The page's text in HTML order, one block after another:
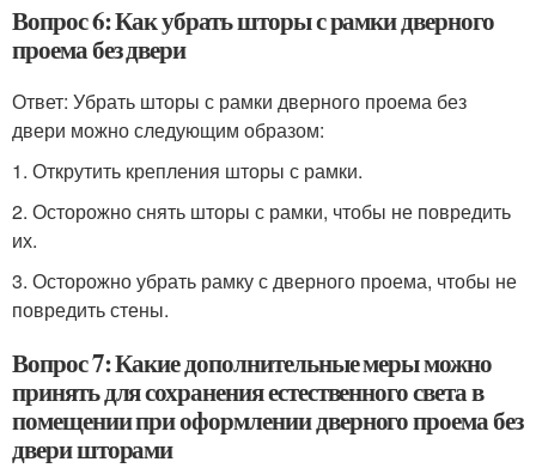
Вопрос 6: Как убрать шторы с рамки дверного
проема без двери
Ответ: Убрать шторы с рамки дверного проема без
двери можно следующим образом:
1. Открутить крепления шторы с рамки.
2. Осторожно снять шторы с рамки, чтобы не повредить
их.
3. Осторожно убрать рамку с дверного проема, чтобы не
повредить стены.
Вопрос 7: Какие дополнительные меры можно
принять для сохранения естественного света в
помещении при оформлении дверного проема без
двери шторами